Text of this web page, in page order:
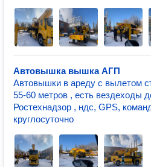
Автовышка вышка АГП
Автовышки в ареду с вылетом
55-60 метров , есть вездеходы
Ростехнадзор , ндс, GPS,
круглосуточно